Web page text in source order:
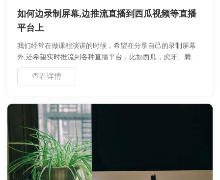
如何边录制屏幕,边推流直播到西瓜视频等直播
平台上
我们经常在做课程演讲的时候，希望在分享自己的录制屏幕
外,还希望实时推流到各种直播平台，比如西瓜，虎牙、腾讯
直播等平台。今天小编给大家介绍如何用好哈录屏软件实现边
录制屏幕边直播。
查看详情